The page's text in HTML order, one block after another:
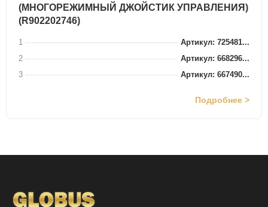
(МНОГОРЕЖИМНЫЙ ДЖОЙСТИК УПРАВЛЕНИЯ)
(R902202746)
1
Артикул: 725481...
2
Артикул: 668296...
3
Артикул: 667490...
Подробнее >